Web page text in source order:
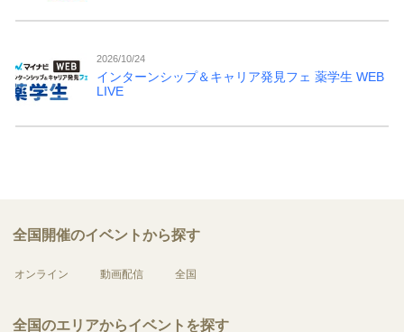
2026/10/24
インターンシップ＆キャリア発見フェ 薬学生 WEB
LIVE
全国開催のイベントから探す
オンライン 動画配信 全国
全国のエリアからイベントを探す